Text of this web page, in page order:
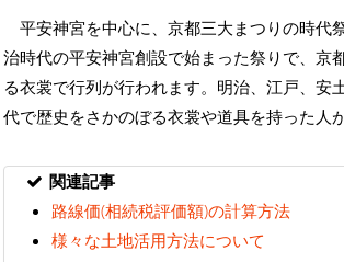
平安神宮を中心に、京都三大まつりの時代
治時代の平安神宮創設で始まった祭りで、京
る衣裳で行列が行われます。明治、江戸、安
代で歴史をさかのぼる衣裳や道具を持った人
関連記事
路線価(相続税評価額)の計算方法
様々な土地活用方法について